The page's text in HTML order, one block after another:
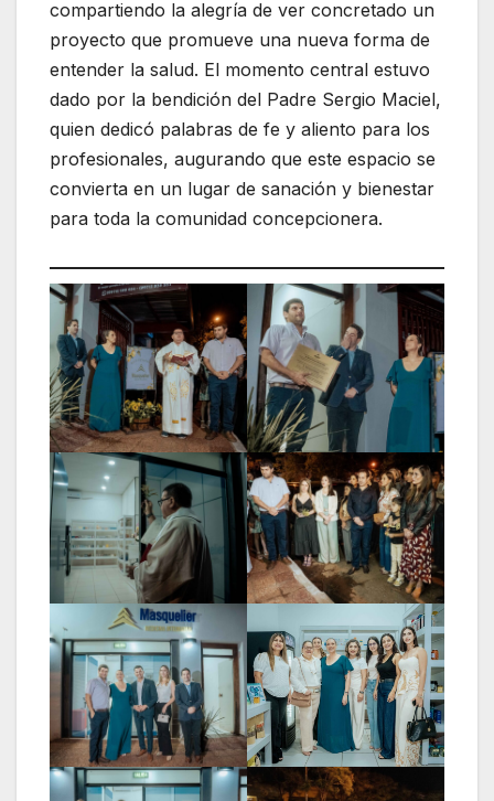
compartiendo la alegría de ver concretado un
proyecto que promueve una nueva forma de
entender la salud. El momento central estuvo
dado por la bendición del Padre Sergio Maciel,
quien dedicó palabras de fe y aliento para los
profesionales, augurando que este espacio se
convierta en un lugar de sanación y bienestar
para toda la comunidad concepcionera.